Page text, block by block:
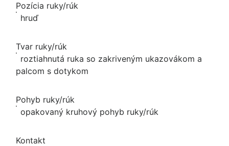
Pozícia ruky/rúk
hruď
Tvar ruky/rúk
roztiahnutá ruka so zakriveným ukazovákom a
palcom s dotykom
Pohyb ruky/rúk
opakovaný kruhový pohyb ruky/rúk
Kontakt